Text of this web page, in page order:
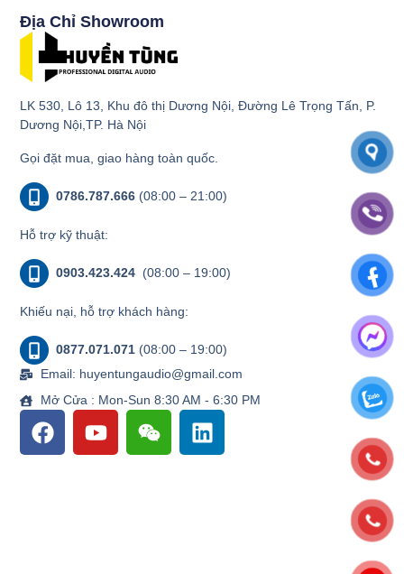
Địa Chỉ Showroom
LK 530, Lô 13, Khu đô thị Dương Nội, Đường Lê Trọng Tấn, P.
Dương Nội,TP. Hà Nội
Gọi đặt mua, giao hàng toàn quốc.
0786.787.666 (08:00 – 21:00)
Hỗ trợ kỹ thuật:
0903.423.424 (08:00 – 19:00)
Khiếu nại, hỗ trợ khách hàng:
0877.071.071 (08:00 – 19:00)
Email: huyentungaudio@gmail.com
Mở Cửa : Mon-Sun 8:30 AM - 6:30 PM